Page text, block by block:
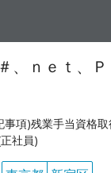
、ｎｅｔ、
事項)残業手当資格
社員)